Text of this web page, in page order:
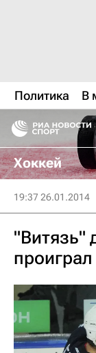
Политика В
Хоккей
19:37 26.01.2014
"Витязь"